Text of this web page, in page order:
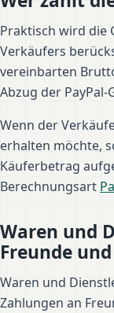
Praktisch wird die
Verkäufers
vereinbarten
Abzug der
Wenn der
erhalten möchte,
Käuferbetrag
Berechnungsart
Waren und
Freunde
Waren und
Zahlungen an